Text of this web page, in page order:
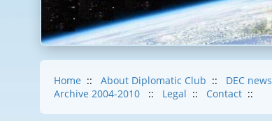
Home :: About Diplomatic Club :: DEC news
Archive 2004-2010
:: Legal :: Contact ::